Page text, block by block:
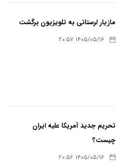
مازیار لرستانی به تلویزیون برگشت
۱۴۰۵/۰۵/۱۶ ۲۰:۵۷
تحریم‌ جدید آمریکا علیه ایران
چیست؟
۱۴۰۵/۰۵/۱۶ ۲۰:۵۶